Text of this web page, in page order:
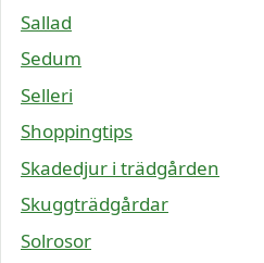
Sallad
Sedum
Selleri
Shoppingtips
Skadedjur i trädgården
Skuggträdgårdar
Solrosor